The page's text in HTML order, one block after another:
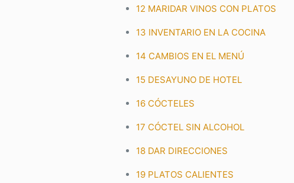
12 MARIDAR VINOS CON PLATOS
13 INVENTARIO EN LA COCINA
14 CAMBIOS EN EL MENÚ
15 DESAYUNO DE HOTEL
16 CÓCTELES
17 CÓCTEL SIN ALCOHOL
18 DAR DIRECCIONES
19 PLATOS CALIENTES